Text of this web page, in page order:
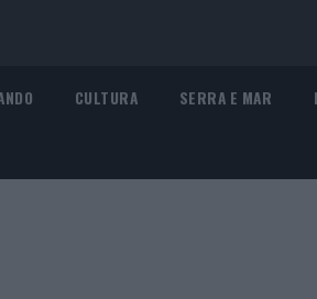
CULTURA SERRA E MAR